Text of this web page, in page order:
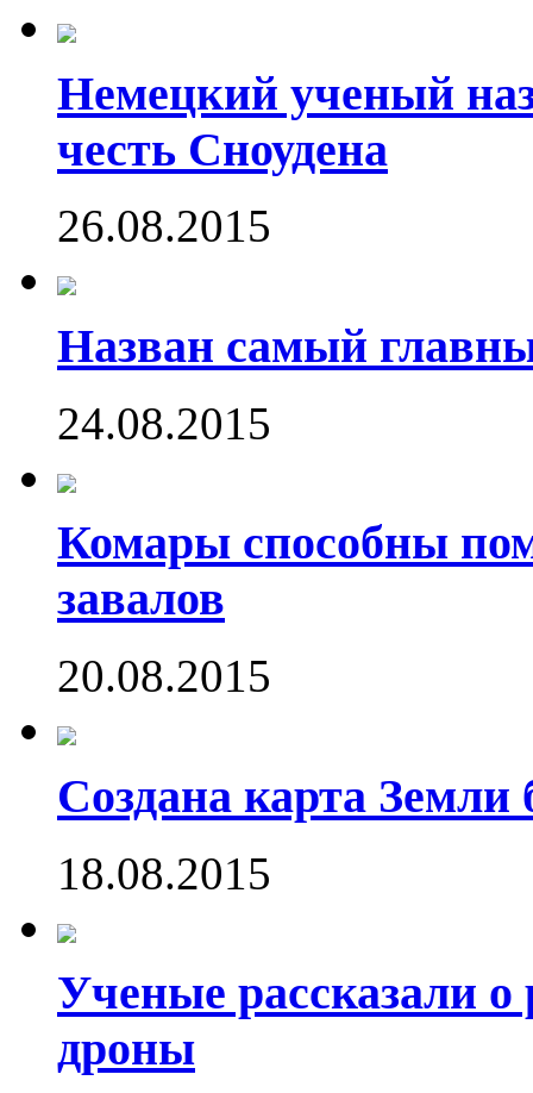
Немецкий ученый
честь Сноудена
26.08.2015
Назван самый
24.08.2015
Комары способны
завалов
20.08.2015
Создана карта Земли
18.08.2015
Ученые рассказали о
дроны